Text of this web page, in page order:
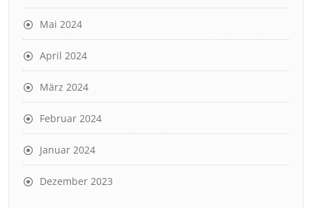
Mai 2024
April 2024
März 2024
Februar 2024
Januar 2024
Dezember 2023